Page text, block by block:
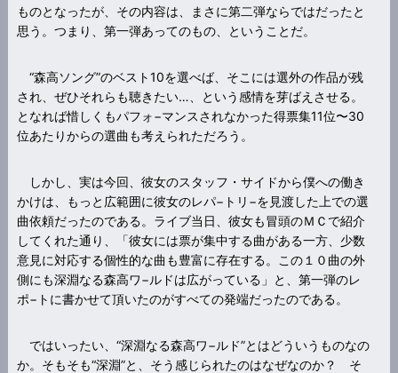
ものとなったが、その内容は、まさに第二弾ならではだったと
思う。つまり、第一弾あってのもの、ということだ。
“森高ソング”のベスト10を選べば、そこには選外の作品が残
され、ぜひそれらも聴きたい…、という感情を芽ばえさせる。
となれば惜しくもパフォ−マンスされなかった得票集11位〜30
位あたりからの選曲も考えられただろう。
しかし、実は今回、彼女のスタッフ・サイドから僕への働き
かけは、もっと広範囲に彼女のレパ−トリ−を見渡した上での選
曲依頼だったのである。ライブ当日、彼女も冒頭のＭＣで紹介
してくれた通り、「彼女には票が集中する曲がある一方、少数
意見に対応する個性的な曲も豊富に存在する。この１０曲の外
側にも深淵なる森高ワ−ルドは広がっている」と、第一弾のレ
ポ−トに書かせて頂いたのがすべての発端だったのである。
ではいったい、“深淵なる森高ワ−ルド”とはどういうものなの
か。そもそも“深淵”と、そう感じられたのはなぜなのか？ そ